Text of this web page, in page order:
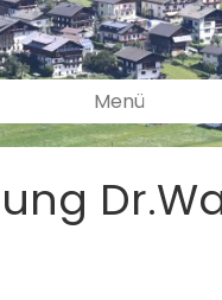
Menü